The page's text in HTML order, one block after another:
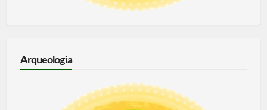
Arqueologia